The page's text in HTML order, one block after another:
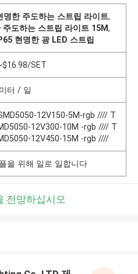
명한 주도하는 스트립 라이트,
주도하는 스트립 라이트 15M,
현명한 광 LED 스트립
SET
터 / 일
12V150-5M-rgb //// T
12V300-10M -rgb //// T
12V450-15M -rgb ////
을 위해 일로 일합니다
전망하십시오